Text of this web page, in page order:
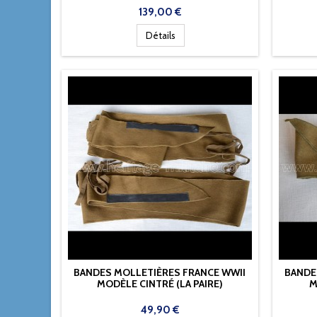
Prix
139,00 €
Détails
BANDES MOLLETIÈRES FRANCE WWII
MODÈLE CINTRÉ (LA PAIRE)
Prix
49,90 €